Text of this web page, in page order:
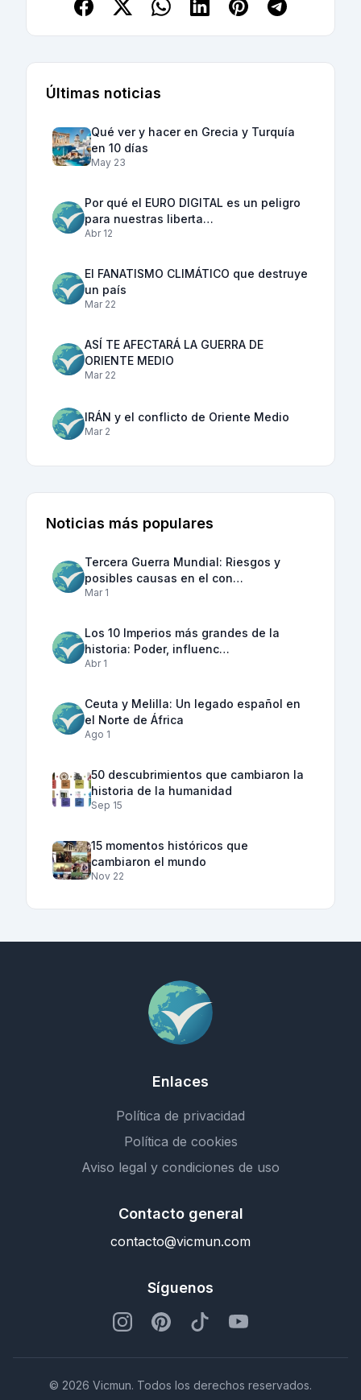
Últimas noticias
Qué ver y hacer en Grecia y Turquía
en 10 días
May 23
Por qué el EURO DIGITAL es un peligro
para nuestras liberta…
Abr 12
El FANATISMO CLIMÁTICO que destruye
un país
Mar 22
ASÍ TE AFECTARÁ LA GUERRA DE
ORIENTE MEDIO
Mar 22
IRÁN y el conflicto de Oriente Medio
Mar 2
Noticias más populares
Tercera Guerra Mundial: Riesgos y
posibles causas en el con…
Mar 1
Los 10 Imperios más grandes de la
historia: Poder, influenc…
Abr 1
Ceuta y Melilla: Un legado español en
el Norte de África
Ago 1
50 descubrimientos que cambiaron la
historia de la humanidad
Sep 15
15 momentos históricos que
cambiaron el mundo
Nov 22
Enlaces
Política de privacidad
Política de cookies
Aviso legal y condiciones de uso
Contacto general
contacto@vicmun.com
Síguenos
© 2026 Vicmun. Todos los derechos reservados.